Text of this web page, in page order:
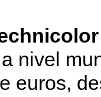
nivel
euros,